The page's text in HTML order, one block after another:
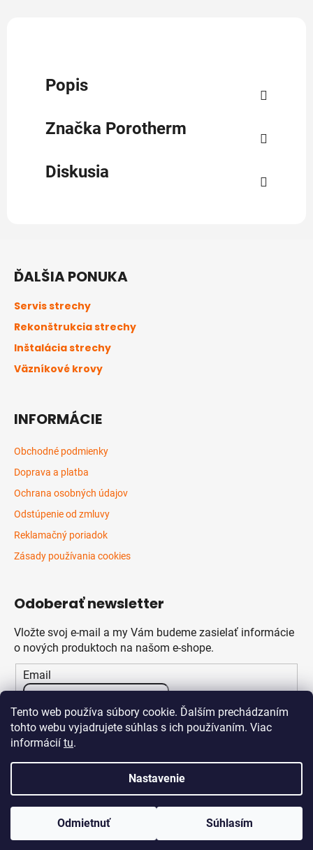
Tento web používa súbory cookie. Ďalším prechádzaním
tohto webu vyjadrujete súhlas s ich používaním. Viac
informácií tu.
Nastavenie
Odmietnuť Súhlasím
Popis
Značka Porotherm
Diskusia
ĎALŠIA PONUKA
Servis strechy
Rekonštrukcia strechy
Inštalácia strechy
Väzníkové krovy
INFORMÁCIE
Obchodné podmienky
Doprava a platba
Ochrana osobných údajov
Odstúpenie od zmluvy
Reklamačný poriadok
Zásady používania cookies
Odoberať newsletter
Vložte svoj e-mail a my Vám budeme zasielať informácie
o nových produktoch na našom e-shope.
Email
Vložením e-mailu súhlasíte spodmienkami ochrany
osobných údajov
PRIHLÁSIŤ SA
Copyright 2026Klikstav.sk. Všetky práva vyhradené.